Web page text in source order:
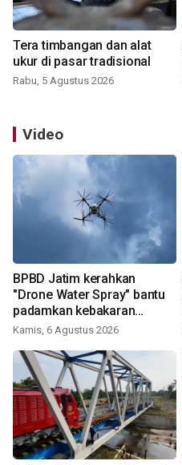
Tera timbangan dan alat
ukur di pasar tradisional
Rabu, 5 Agustus 2026
Video
BPBD Jatim kerahkan
"Drone Water Spray" bantu
padamkan kebakaran
Bromo
Kamis, 6 Agustus 2026